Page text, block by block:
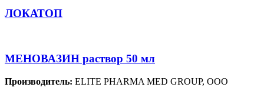
ЛОКАТОП
МЕНОВАЗИН раствор 50 мл
Производитель: ELITE PHARMA MED GROUP, ООО